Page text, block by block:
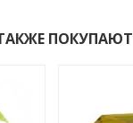
ПОКУПАЮТ